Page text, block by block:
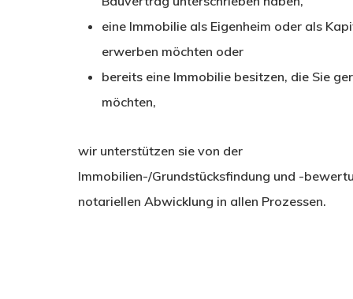
eine Immobilie als Eigenheim oder als
erwerben möchten oder
bereits eine Immobilie besitzen, die Sie
möchten,
wir unterstützen sie von der
Immobilien-/Grundstücksfindung und -
notariellen Abwicklung in allen Prozessen.